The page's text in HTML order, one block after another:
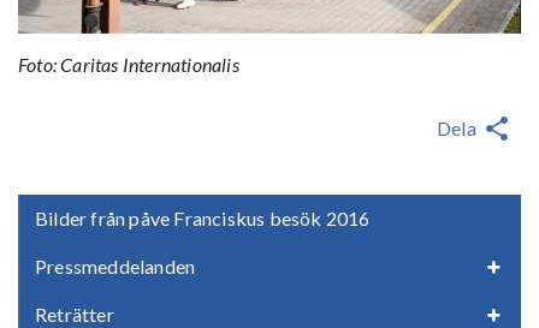
Bilder från påve Franciskus besök 2016
Pressmeddelanden
Reträtter
Foto: Caritas Internationalis
Dela